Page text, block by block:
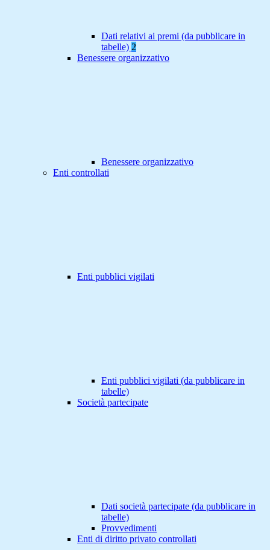
Dati relativi ai premi (da pubblicare in
tabelle) 2
Benessere organizzativo
Benessere organizzativo
Enti controllati
Enti pubblici vigilati
Enti pubblici vigilati (da pubblicare in
tabelle)
Società partecipate
Dati società partecipate (da pubblicare in
tabelle)
Provvedimenti
Enti di diritto privato controllati